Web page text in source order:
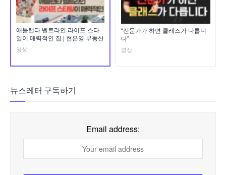
애틀랜타 벨트라인 라이프 스타
일이 매력적인 집 | 현은영 부동산
영상
“전문가가 하면 클래스가 다릅니
다”
영상
뉴스레터 구독하기
Email address: